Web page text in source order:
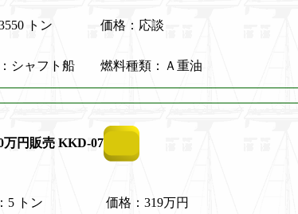
トン 価格：応談
シャフト船 燃料種類：Ａ重油
万円販売 KKD-07
5 トン 価格：319万円